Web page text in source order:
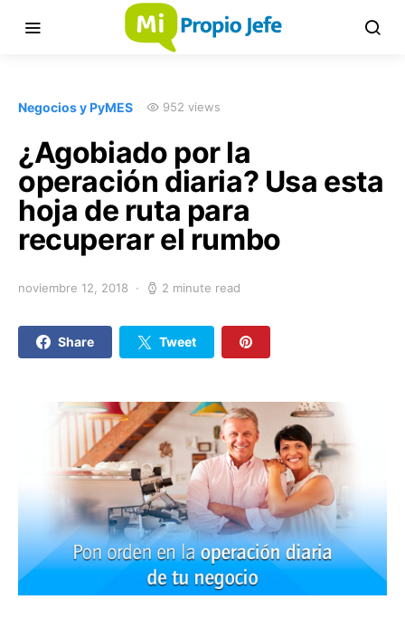
Negocios y PyMES 952 views
¿Agobiado por la
operación diaria? Usa esta
hoja de ruta para
recuperar el rumbo
noviembre 12, 2018 2 minute read
Share Tweet